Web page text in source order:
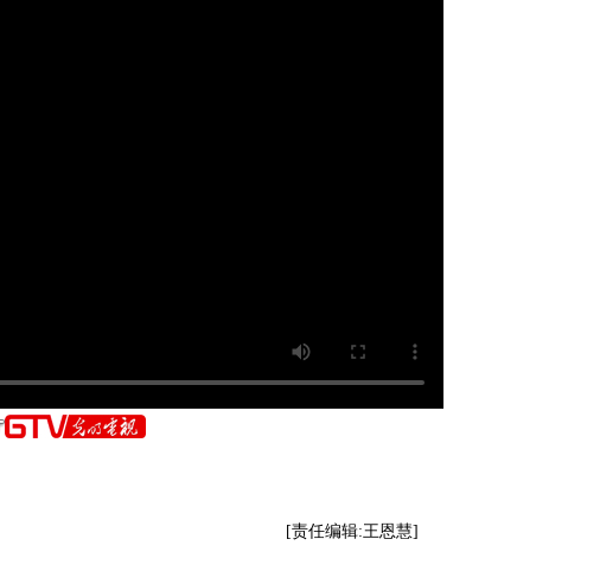
[责任编辑:王恩慧]